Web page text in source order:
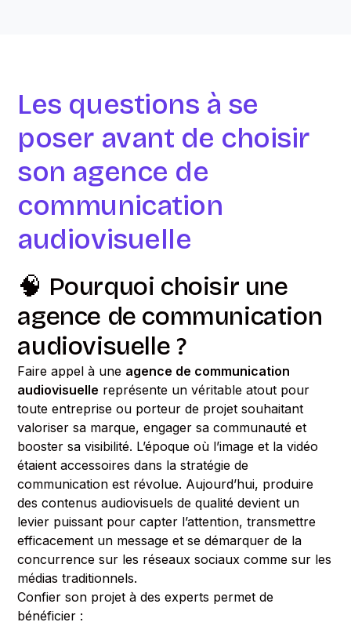
Les questions à se
poser avant de choisir
son agence de
communication
audiovisuelle
🧠 Pourquoi choisir une
agence de communication
audiovisuelle ?
Faire appel à une agence de communication
audiovisuelle représente un véritable atout pour
toute entreprise ou porteur de projet souhaitant
valoriser sa marque, engager sa communauté et
booster sa visibilité. L’époque où l’image et la vidéo
étaient accessoires dans la stratégie de
communication est révolue. Aujourd’hui, produire
des contenus audiovisuels de qualité devient un
levier puissant pour capter l’attention, transmettre
efficacement un message et se démarquer de la
concurrence sur les réseaux sociaux comme sur les
médias traditionnels.
Confier son projet à des experts permet de
bénéficier :